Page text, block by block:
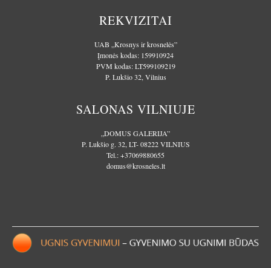
REKVIZITAI
UAB „Krosnys ir krosnelės”
Įmonės kodas: 159910924
PVM kodas: LT599109219
P. Lukšio 32, Vilnius
SALONAS VILNIUJE
„DOMUS GALERIJA”
P. Lukšio g. 32, LT- 08222 VILNIUS
Tel.:+37069880655
domus@krosneles.lt